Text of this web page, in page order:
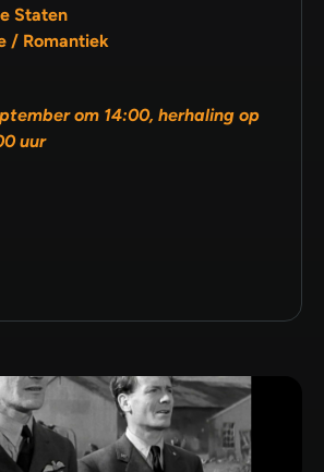
Staten
/ Romantiek
om 14:00, herhaling op
uur